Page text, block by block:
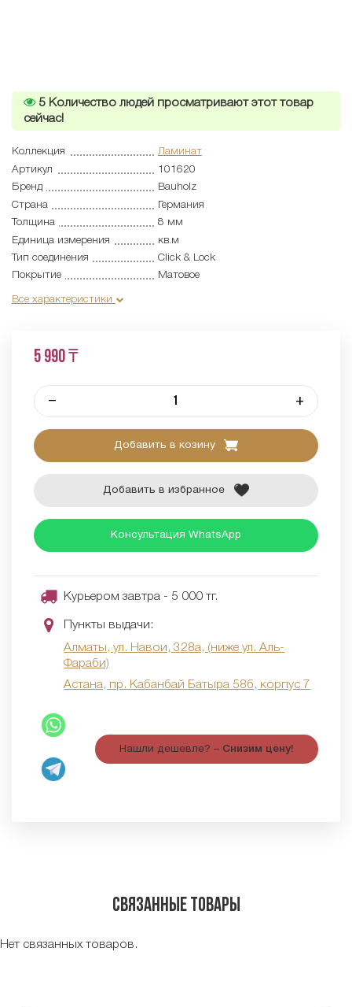
5 Количество людей просматривают этот товар
сейчас!
Коллекция
Ламинат
Артикул
101620
Бренд
Bauholz
Страна
Германия
Толщина
8 мм
Единица измерения
кв.м
Тип соединения
Click & Lock
Покрытие
Матовое
Все характеристики
5 990 ₸
– +
Добавить в козину
Добавить в избранное
Консультация WhatsApp
Курьером завтра - 5 000 тг.
Пункты выдачи:
Алматы, ул. Навои, 328а, (ниже ул. Аль-
Фараби)
Астана, пр. Кабанбай Батыра 58б, корпус 7
Нашли дешевле? – Снизим цену!
Связанные товары
Нет связанных товаров.